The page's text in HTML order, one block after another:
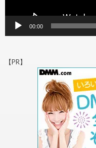
00:00
【PR】